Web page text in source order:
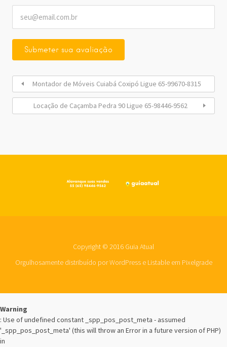
Montador de Móveis Cuiabá Coxipó Ligue 65-99670-8315
Locação de Caçamba Pedra 90 Ligue 65-98446-9562
Copyright © 2016 Guia Atual
Orgulhosamente distribuído por WordPress e Listableem Pixelgrade
Warning
: Use of undefined constant _spp_pos_post_meta - assumed
'_spp_pos_post_meta' (this will throw an Error in a future version of PHP)
in